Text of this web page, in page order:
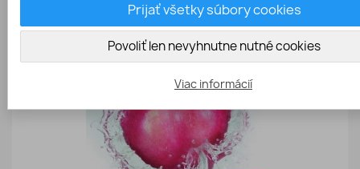
Prijať všetky súbory cookies
Povoliť len nevyhnutne nutné cookies
Viac informácií